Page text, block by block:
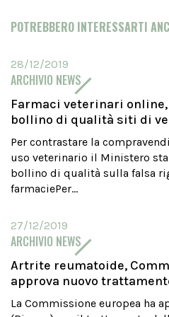
POTREBBERO INTERESSARTI
28/12/2019
ARCHIVIO NEWS
Farmaci veterinari
bollino di qualità siti di
Per contrastare la
uso veterinario il Ministero
bollino di qualità sulla falsa
farmaciePer...
27/12/2019
ARCHIVIO NEWS
Artrite reumatoide,
approva nuovo
La Commissione europea ha